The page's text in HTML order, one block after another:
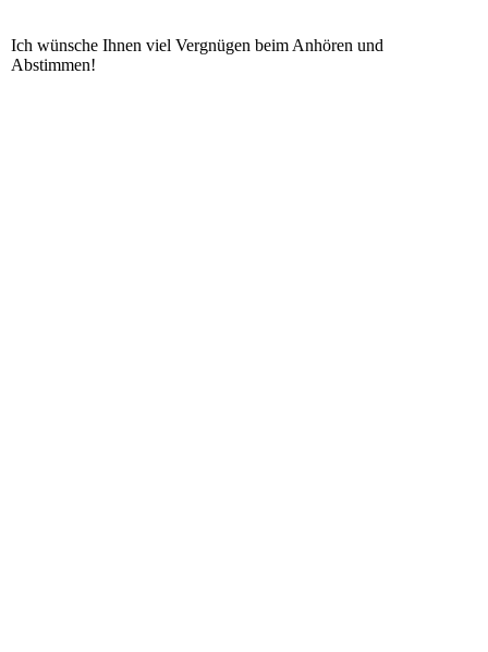
Ich wünsche Ihnen viel Vergnügen beim Anhören und
Abstimmen!